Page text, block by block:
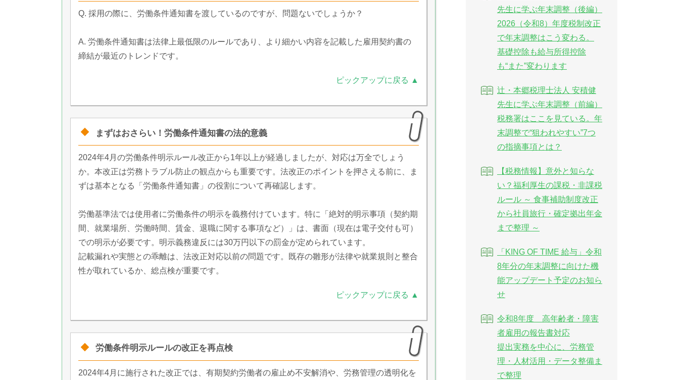
Q. 採用の際に、労働条件通知書を渡しているのですが、問題ないでしょうか？
A. 労働条件通知書は法律上最低限のルールであり、より細かい内容を記載した雇用契約書の
締結が最近のトレンドです。
ピックアップに戻る ▲
まずはおさらい！労働条件通知書の法的意義
2024年4月の労働条件明示ルール改正から1年以上が経過しましたが、対応は万全でしょう
か。本改正は労務トラブル防止の観点からも重要です。法改正のポイントを押さえる前に、ま
ずは基本となる「労働条件通知書」の役割について再確認します。
労働基準法では使用者に労働条件の明示を義務付けています。特に「絶対的明示事項（契約期
間、就業場所、労働時間、賃金、退職に関する事項など）」は、書面（現在は電子交付も可）
での明示が必要です。明示義務違反には30万円以下の罰金が定められています。
記載漏れや実態との乖離は、法改正対応以前の問題です。既存の雛形が法律や就業規則と整合
性が取れているか、総点検が重要です。
ピックアップに戻る ▲
労働条件明示ルールの改正を再点検
2024年4月に施行された改正では、有期契約労働者の雇止め不安解消や、労務管理の透明化を
先生に学ぶ年末調整（後編）
2026（令和8）年度税制改正
で年末調整はこう変わる。
基礎控除も給与所得控除
も“また”変わります
辻・本郷税理士法人 安積健
先生に学ぶ年末調整（前編）
税務署はここを見ている。年
末調整で“狙われやすい”7つ
の指摘事項とは？
【税務情報】意外と知らな
い？福利厚生の課税・非課税
ルール ～ 食事補助制度改正
から社員旅行・確定拠出年金
まで整理 ～
「KING OF TIME 給与」令和
8年分の年末調整に向けた機
能アップデート予定のお知ら
せ
令和8年度 高年齢者・障害
者雇用の報告書対応
提出実務を中心に、労務管
理・人材活用・データ整備ま
で整理